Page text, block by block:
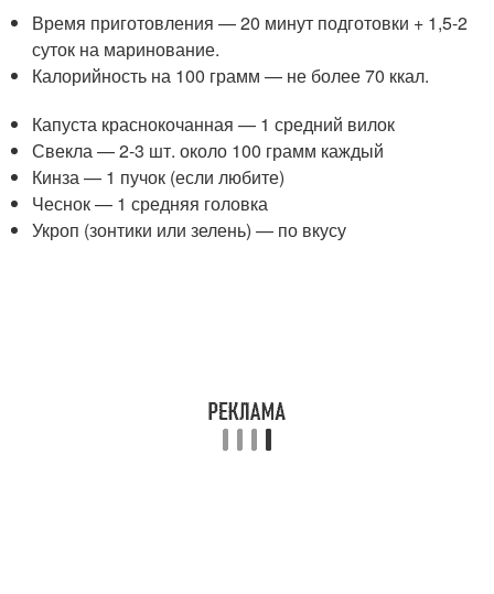
Время приготовления — 20 минут подготовки + 1,5-2
суток на маринование.
Калорийность на 100 грамм — не более 70 ккал.
Капуста краснокочанная — 1 средний вилок
Свекла — 2-3 шт. около 100 грамм каждый
Кинза — 1 пучок (если любите)
Чеснок — 1 средняя головка
Укроп (зонтики или зелень) — по вкусу